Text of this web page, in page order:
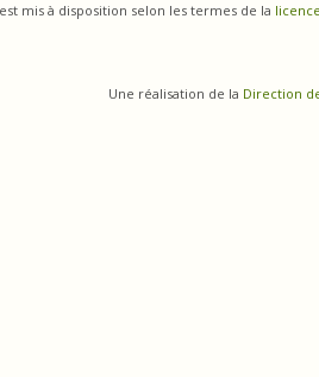
mis à disposition selon les termes de la
Une réalisation de la Direction